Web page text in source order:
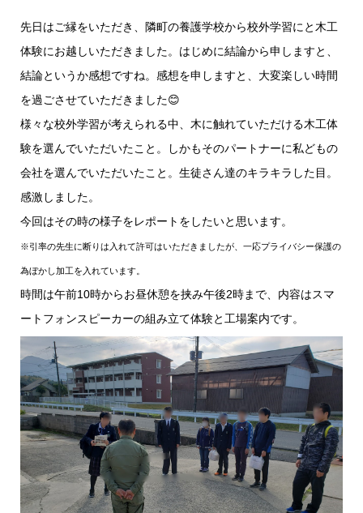
先日はご縁をいただき、隣町の養護学校から校外学習にと木工
体験にお越しいただきました。はじめに結論から申しますと、
結論というか感想ですね。感想を申しますと、大変楽しい時間
を過ごさせていただきました😊
様々な校外学習が考えられる中、木に触れていただける木工体
験を選んでいただいたこと。しかもそのパートナーに私どもの
会社を選んでいただいたこと。生徒さん達のキラキラした目。
感激しました。
今回はその時の様子をレポートをしたいと思います。
※引率の先生に断りは入れて許可はいただきましたが、一応プライバシー保護の
為ぼかし加工を入れています。
時間は午前10時からお昼休憩を挟み午後2時まで、内容はスマ
ートフォンスピーカーの組み立て体験と工場案内です。